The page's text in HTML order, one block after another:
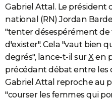
Gabriel Attal. Le président
national (RN) Jordan
"tenter désespérément de
d'exister". Cela "vaut bien
degrés", lance-t-il surXen
précédant débat entre les
Gabriel Attal reproche au
"courser les femmes qui